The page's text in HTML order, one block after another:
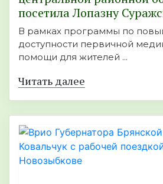
посетила Лопазну
В рамках программы по
доступности первичной
помощи для жителей ...
Читать далее